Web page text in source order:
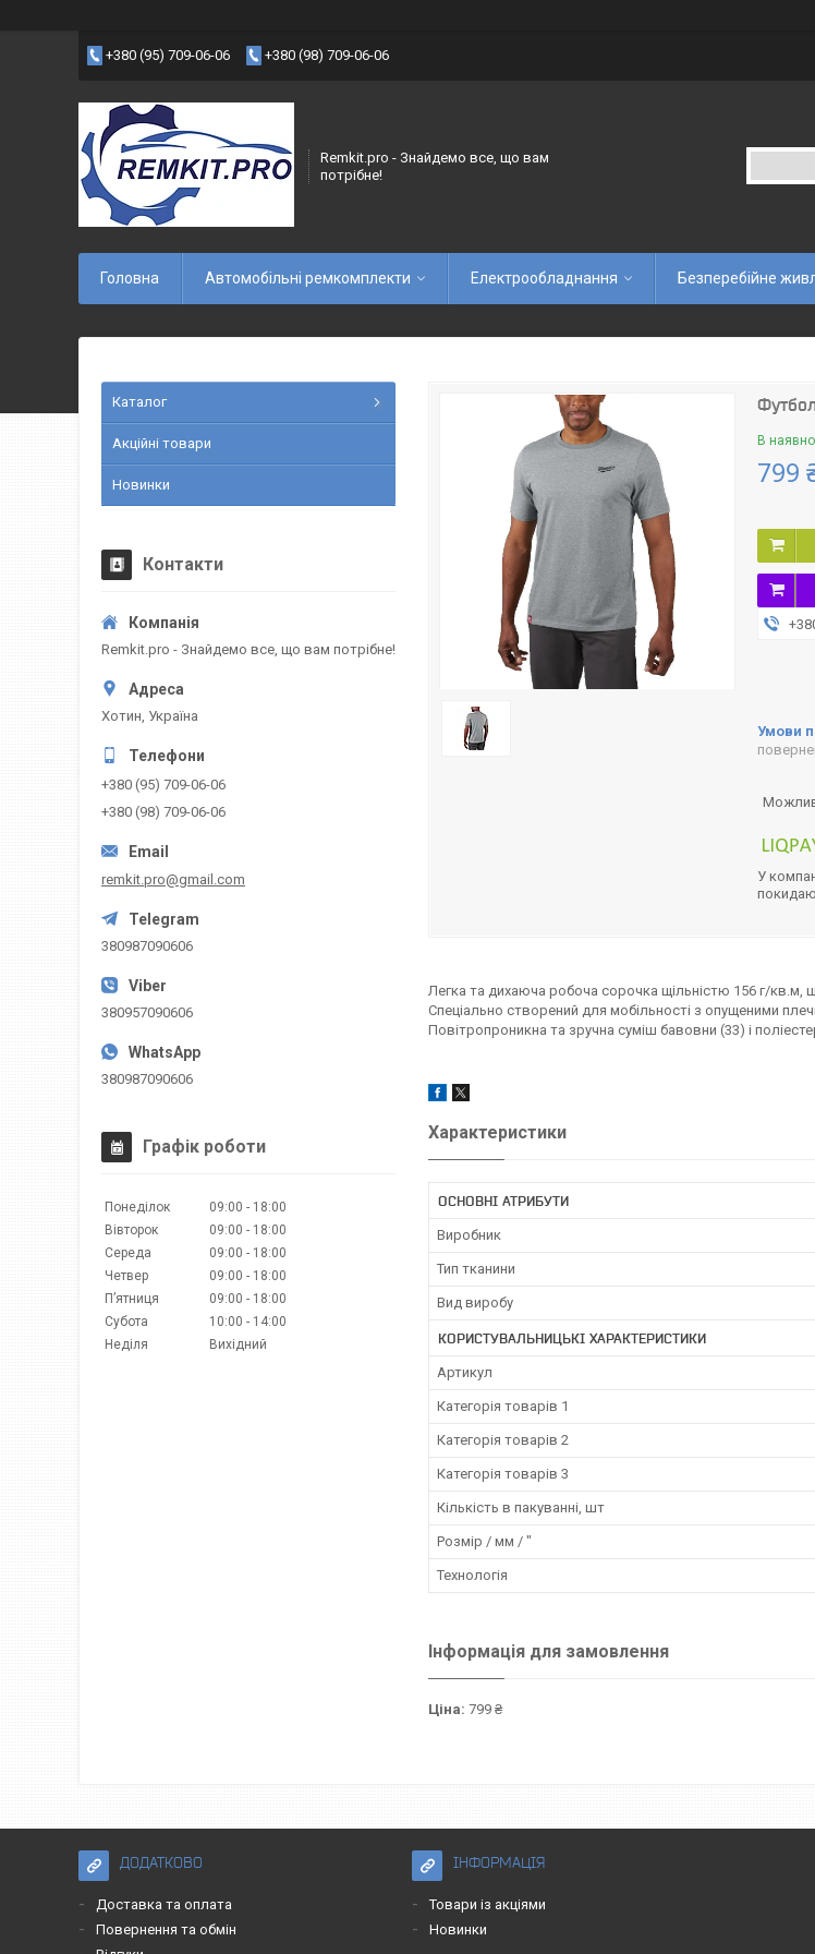
+380 (95) 709-06-06 +380 (98) 709-06-06
Remkit.pro - Знайдемо все, що вам
потрібне!
Головна Автомобільні ремкомплекти Електрообладнання Безперебійне
В
799
У
Легка та дихаюча робоча сорочка щільністю 156 г/
Спеціально створений для мобільності з опущеними
Повітропроникна та зручна суміш бавовни (33) і
Характеристики
ОСНОВНІ АТРИБУТИ
Виробник
Тип тканини
Вид виробу
КОРИСТУВАЛЬНИЦЬКІ ХАРАКТЕРИСТИКИ
Артикул
Категорія товарів 1
Категорія товарів 2
Категорія товарів 3
Кількість в пакуванні, шт
Розмір / мм / "
Технологія
Інформація для замовлення
Ціна: 799 ₴
Каталог
Акційні товари
Новинки
Контакти
Remkit.pro - Знайдемо все, що вам потрібне!
Хотин, Україна
+380 (95) 709-06-06
+380 (98) 709-06-06
remkit.pro@gmail.com
380987090606
380957090606
380987090606
Графік роботи
Понеділок 09:00
18:00
Вівторок
09:00
18:00
Середа
09:00
18:00
Четвер
09:00
18:00
Пʼятниця
09:00
18:00
Субота
10:00
14:00
Неділя
Вихідний
ДОДАТКОВО
Доставка та оплата
Повернення та обмін
ІНФОРМАЦІЯ
Товари із акціями
Новинки